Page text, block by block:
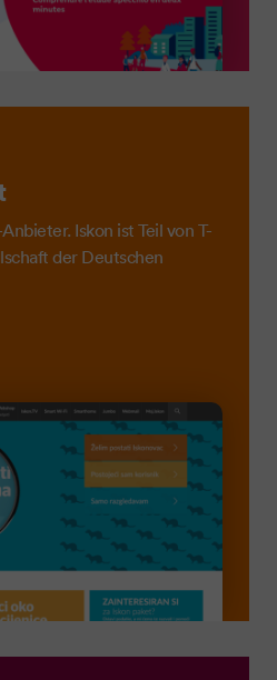
Iskon ist Teil von T-
der Deutschen